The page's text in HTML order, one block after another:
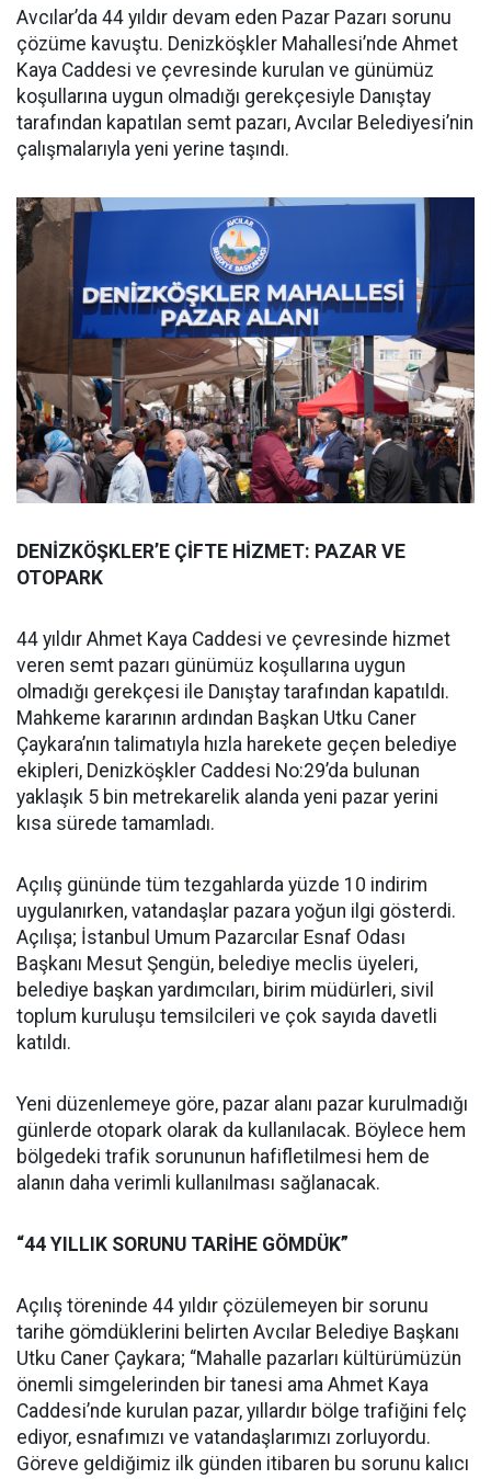
Avcılar’da 44 yıldır devam eden Pazar Pazarı sorunu
çözüme kavuştu. Denizköşkler Mahallesi’nde Ahmet
Kaya Caddesi ve çevresinde kurulan ve günümüz
koşullarına uygun olmadığı gerekçesiyle Danıştay
tarafından kapatılan semt pazarı, Avcılar Belediyesi’nin
çalışmalarıyla yeni yerine taşındı.
DENİZKÖŞKLER’E ÇİFTE HİZMET: PAZAR VE
OTOPARK
44 yıldır Ahmet Kaya Caddesi ve çevresinde hizmet
veren semt pazarı günümüz koşullarına uygun
olmadığı gerekçesi ile Danıştay tarafından kapatıldı.
Mahkeme kararının ardından Başkan Utku Caner
Çaykara’nın talimatıyla hızla harekete geçen belediye
ekipleri, Denizköşkler Caddesi No:29’da bulunan
yaklaşık 5 bin metrekarelik alanda yeni pazar yerini
kısa sürede tamamladı.
Açılış gününde tüm tezgahlarda yüzde 10 indirim
uygulanırken, vatandaşlar pazara yoğun ilgi gösterdi.
Açılışa; İstanbul Umum Pazarcılar Esnaf Odası
Başkanı Mesut Şengün, belediye meclis üyeleri,
belediye başkan yardımcıları, birim müdürleri, sivil
toplum kuruluşu temsilcileri ve çok sayıda davetli
katıldı.
Yeni düzenlemeye göre, pazar alanı pazar kurulmadığı
günlerde otopark olarak da kullanılacak. Böylece hem
bölgedeki trafik sorununun hafifletilmesi hem de
alanın daha verimli kullanılması sağlanacak.
“44 YILLIK SORUNU TARİHE GÖMDÜK”
Açılış töreninde 44 yıldır çözülemeyen bir sorunu
tarihe gömdüklerini belirten Avcılar Belediye Başkanı
Utku Caner Çaykara; “Mahalle pazarları kültürümüzün
önemli simgelerinden bir tanesi ama Ahmet Kaya
Caddesi’nde kurulan pazar, yıllardır bölge trafiğini felç
ediyor, esnafımızı ve vatandaşlarımızı zorluyordu.
Göreve geldiğimiz ilk günden itibaren bu sorunu kalıcı